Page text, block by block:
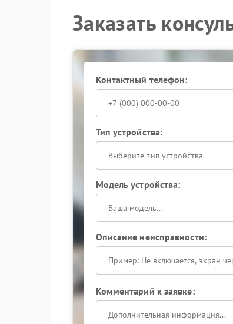
Заказать
Контактный телефон:
Тип устройства:
Выберите тип устройства
Модель устройства:
Описание неисправности:
Комментарий к заявке: